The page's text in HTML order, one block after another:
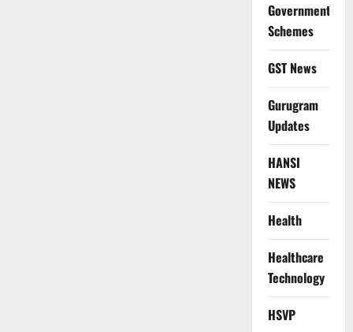
Government
Schemes
GST News
Gurugram
Updates
HANSI
NEWS
Health
Healthcare
Technology
HSVP